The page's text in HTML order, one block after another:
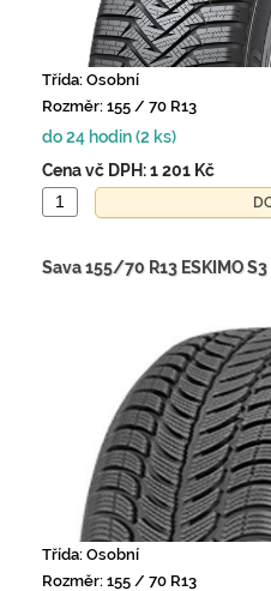
Třída: Osobní
Rozměr: 155 / 70 R13
do 24 hodin (2 ks)
Cena vč DPH:1 201 Kč
Sava 155/70 R13 ESKIMO S3
Třída: Osobní
Rozměr: 155 / 70 R13